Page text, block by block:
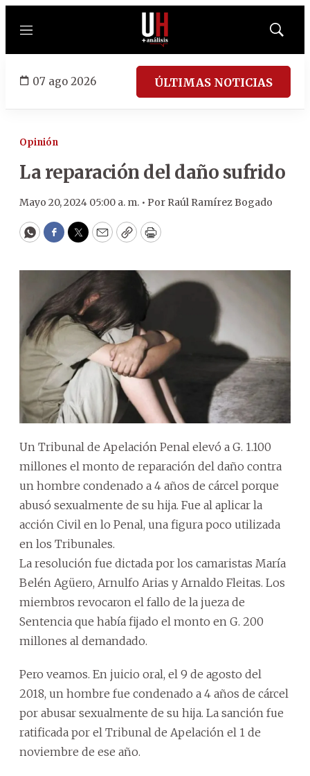
Menú
Mostrar
07 ago 2026 ÚLTIMAS NOTICIAS
Opinión
La reparación del daño sufrido
Mayo 20, 2024 05:00 a. m. • Por Raúl Ramírez Bogado
WhatsApp
Facebook
Twitter
EmailCopyPrint
Un Tribunal de Apelación Penal elevó a G. 1.100
millones el monto de reparación del daño contra
un hombre condenado a 4 años de cárcel porque
abusó sexualmente de su hija. Fue al aplicar la
acción Civil en lo Penal, una figura poco utilizada
en los Tribunales.
La resolución fue dictada por los camaristas María
Belén Agüero, Arnulfo Arias y Arnaldo Fleitas. Los
miembros revocaron el fallo de la jueza de
Sentencia que había fijado el monto en G. 200
millones al demandado.
Pero veamos. En juicio oral, el 9 de agosto del
2018, un hombre fue condenado a 4 años de cárcel
por abusar sexualmente de su hija. La sanción fue
ratificada por el Tribunal de Apelación el 1 de
noviembre de ese año.